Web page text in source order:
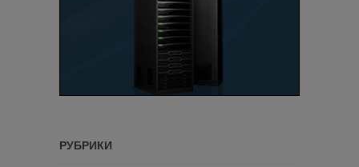
РУБРИКИ